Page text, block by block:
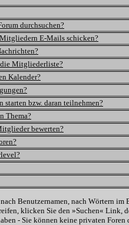
durchsuchen?
E-Mails schicken?
Mitgliederliste?
Kalender?
starten bzw. daran teilnehmen?
Thema?
bewerten?
Benutzernamen, nach Wörtern
klicken Sie den »Suchen« Link,
- Sie können keine privaten